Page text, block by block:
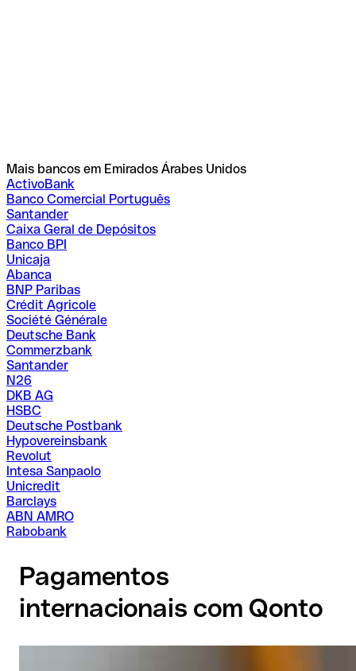
Mais bancos em Emirados Árabes Unidos
ActivoBank
Banco Comercial Português
Santander
Caixa Geral de Depósitos
Banco BPI
Unicaja
Abanca
BNP Paribas
Crédit Agricole
Société Générale
Deutsche Bank
Commerzbank
Santander
N26
DKB AG
HSBC
Deutsche Postbank
Hypovereinsbank
Revolut
Intesa Sanpaolo
Unicredit
Barclays
ABN AMRO
Rabobank
Pagamentos
internacionais com Qonto